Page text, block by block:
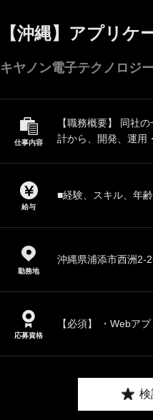
【沖縄】アプリケ
キヤノン電子テクノロジ
仕事内容
【職務概要】 同社
計から、開発、運用
給与
■経験、スキル、年
勤務地
沖縄県浦添市西洲2-
応募資格
【必須】 ・Webア
検